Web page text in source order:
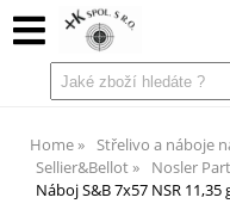
Home Střelivo a náboje
Sellier&Bellot
Nosler
Náboj S&B 7x57 NSR 11,35